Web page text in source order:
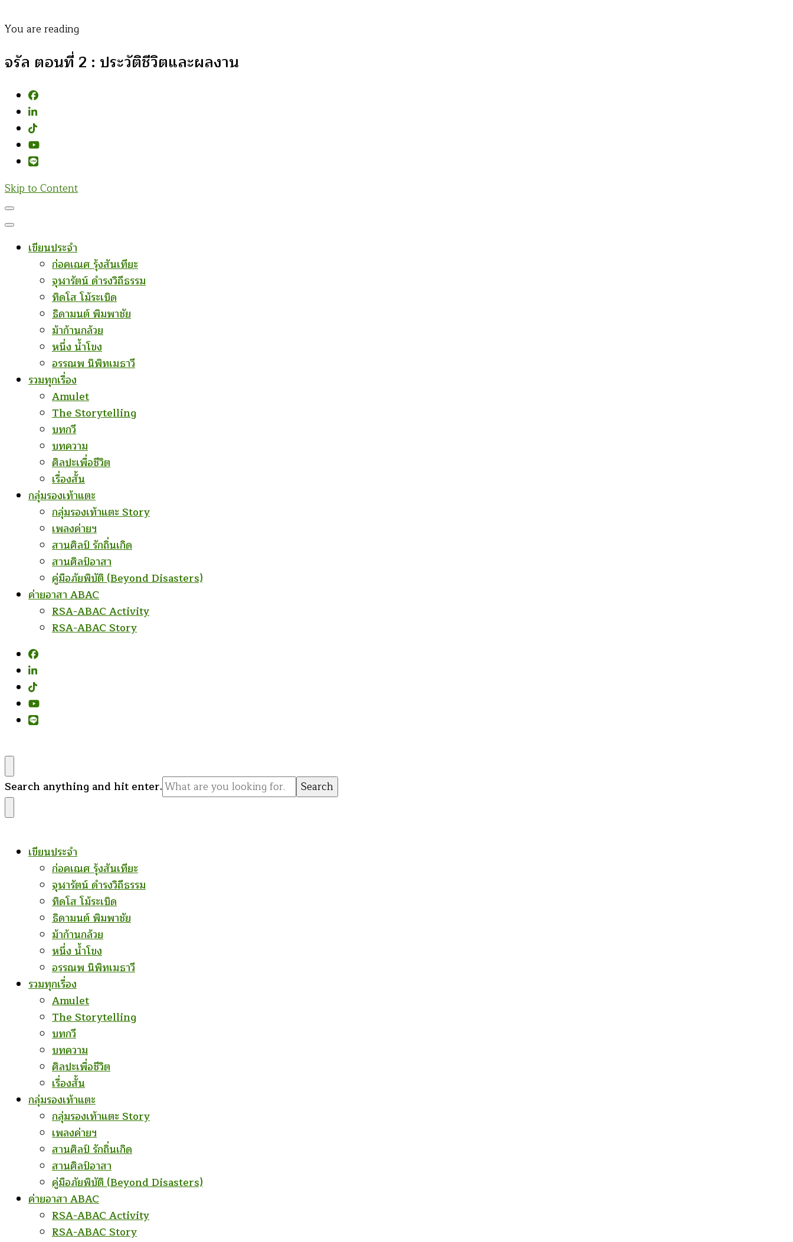
You are reading
จรัล ตอนที่ 2 : ประวัติชีวิตและผลงาน
Skip to Content
เขียนประจำ
ก่อคเณศ รุ้งสันเทียะ
จุฬารัตน์ ดำรงวิถีธรรม
ทิดโส โม้ระเบิด
ธิดามนต์ พิมพาชัย
ม้าก้านกล้วย
หนึ่ง น้ำโขง
อรรณพ นิพิทเมธาวี
รวมทุกเรื่อง
Amulet
The Storytelling
บทกวี
บทความ
ศิลปะเพื่อชีวิต
เรื่องสั้น
กลุ่มรองเท้าแตะ
กลุ่มรองเท้าแตะ Story
เพลงค่ายฯ
สานศิลป์ รักถิ่นเกิด
สานศิลป์อาสา
คู่มือภัยพิบัติ (Beyond Disasters)
ค่ายอาสา ABAC
RSA-ABAC Activity
RSA-ABAC Story
Looking
for
Something?
Search anything and hit enter.
เขียนประจำ
ก่อคเณศ รุ้งสันเทียะ
จุฬารัตน์ ดำรงวิถีธรรม
ทิดโส โม้ระเบิด
ธิดามนต์ พิมพาชัย
ม้าก้านกล้วย
หนึ่ง น้ำโขง
อรรณพ นิพิทเมธาวี
รวมทุกเรื่อง
Amulet
The Storytelling
บทกวี
บทความ
ศิลปะเพื่อชีวิต
เรื่องสั้น
กลุ่มรองเท้าแตะ
กลุ่มรองเท้าแตะ Story
เพลงค่ายฯ
สานศิลป์ รักถิ่นเกิด
สานศิลป์อาสา
คู่มือภัยพิบัติ (Beyond Disasters)
ค่ายอาสา ABAC
RSA-ABAC Activity
RSA-ABAC Story